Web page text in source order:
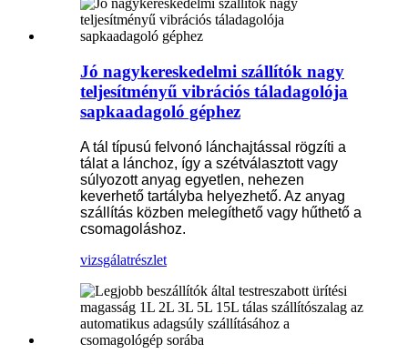
Jó nagykereskedelmi szállítók nagy
teljesítményű vibrációs táladagolója
sapkaadagoló géphez
A tál típusú felvonó lánchajtással rögzíti a
tálat a lánchoz, így a szétválasztott vagy
súlyozott anyag egyetlen, nehezen
keverhető tartályba helyezhető. Az anyag
szállítás közben melegíthető vagy hűthető a
csomagoláshoz.
vizsgálatrészlet